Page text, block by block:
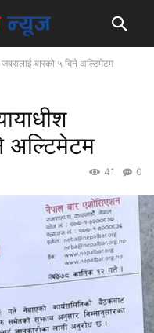
जबरालाई बारको ५ दिने अल्टिमेटम
अल्टिमेटम
0
41